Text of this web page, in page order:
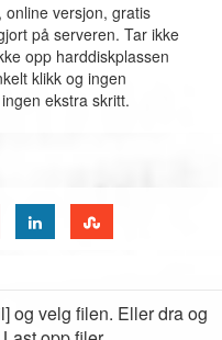
online versjon, gratis
på serveren. Tar ikke
opp harddiskplassen
klikk og ingen
ekstra skritt.
og velg filen. Eller dra og